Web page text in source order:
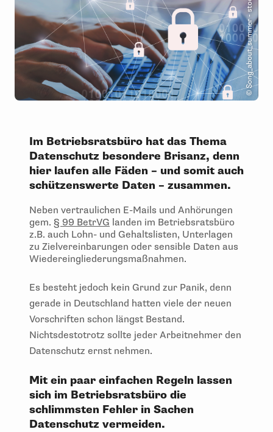
Im Betriebsratsbüro hat das Thema
Datenschutz besondere Brisanz, denn
hier laufen alle Fäden – und somit auch
schützenswerte Daten – zusammen.
Neben vertraulichen E-Mails und Anhörungen
gem. § 99 BetrVG landen im Betriebsratsbüro
z.B. auch Lohn- und Gehaltslisten, Unterlagen
zu Zielvereinbarungen oder sensible Daten aus
Wiedereingliederungsmaßnahmen.
Es besteht jedoch kein Grund zur Panik, denn
gerade in Deutschland hatten viele der neuen
Vorschriften schon längst Bestand.
Nichtsdestotrotz sollte jeder Arbeitnehmer den
Datenschutz ernst nehmen.
Mit ein paar einfachen Regeln lassen
sich im Betriebsratsbüro die
schlimmsten Fehler in Sachen
Datenschutz vermeiden.